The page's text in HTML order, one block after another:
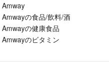
Amway
Amwayの食品/飲料/酒
Amwayの健康食品
Amwayのビタミン